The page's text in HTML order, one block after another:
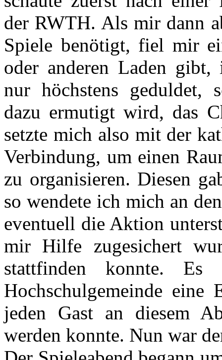
der RWTH. Als mir dann
Spiele benötigt, fiel mir
oder anderen Laden gibt,
nur höchstens geduldet,
dazu ermutigt wird, das
setzte mich also mit der
Verbindung, um einen
zu organisieren. Diesen
so wendete ich mich an
eventuell die Aktion
mir Hilfe zugesichert
stattfinden konnte. Es
Hochschulgemeinde
jeden Gast an diesem
werden konnte. Nun war